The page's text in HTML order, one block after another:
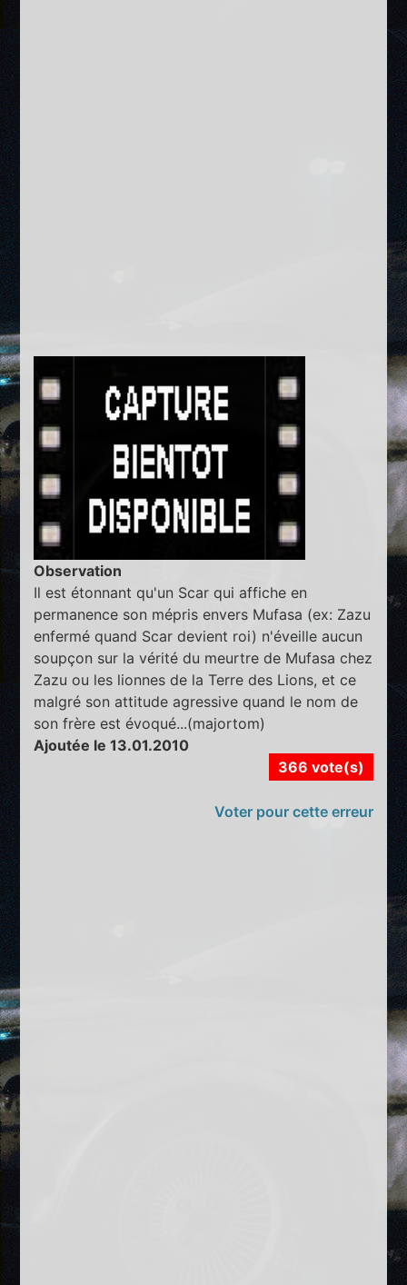
Observation
Il est étonnant qu'un Scar qui affiche en
permanence son mépris envers Mufasa (ex: Zazu
enfermé quand Scar devient roi) n'éveille aucun
soupçon sur la vérité du meurtre de Mufasa chez
Zazu ou les lionnes de la Terre des Lions, et ce
malgré son attitude agressive quand le nom de
son frère est évoqué...(majortom)
Ajoutée le 13.01.2010
366 vote(s)
Voter pour cette erreur